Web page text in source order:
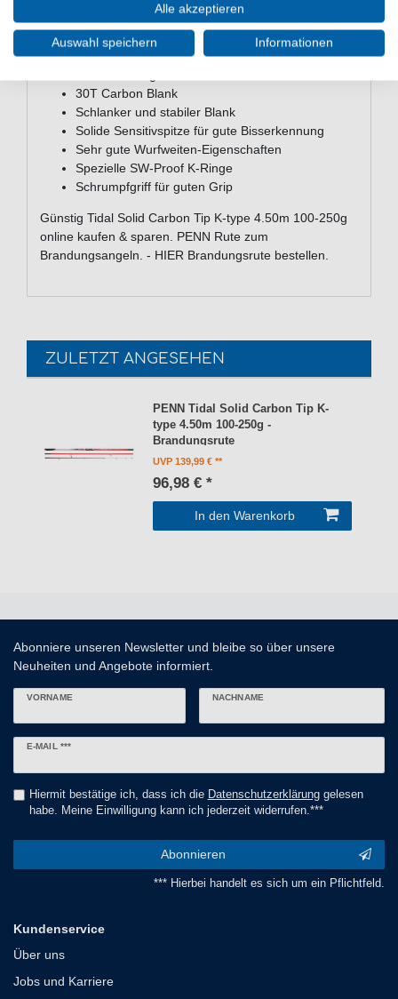
Wurfgewicht: 100-250g
Teile: 3
Transportlänge: 161cm
30T Carbon Blank
Schlanker und stabiler Blank
Solide Sensitivspitze für gute Bisserkennung
Sehr gute Wurfweiten-Eigenschaften
Spezielle SW-Proof K-Ringe
Schrumpfgriff für guten Grip
Günstig Tidal Solid Carbon Tip K-type 4.50m 100-250g
online kaufen & sparen. PENN Rute zum
Brandungsangeln. - HIER Brandungsrute bestellen.
ZULETZT ANGESEHEN
PENN Tidal Solid Carbon Tip K-
type 4.50m 100-250g -
Brandungsrute
UVP 139,99 €
96,98 € *
In den Warenkorb
Abonniere unseren Newsletter und bleibe so über unsere
Neuheiten und Angebote informiert.
VORNAME NACHNAME
E-MAIL ***
Newsletter
Hiermit bestätige ich, dass ich die Daten­schutz­erklärunggelesen
habe. Meine Einwilligung kann ich jederzeit widerrufen.***
Abonnieren
*** Hierbei handelt es sich um ein Pflichtfeld.
Kundenservice
Über uns
Jobs und Karriere
Alle akzeptieren
Auswahl speichern Informationen